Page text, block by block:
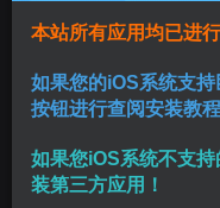
特点 已解锁PRO功
简介 一款照片动画
本站所有应用均已进
如果您的iOS系统支
按钮进行查阅安装教程
如果您iOS系统不支
装第三方应用！